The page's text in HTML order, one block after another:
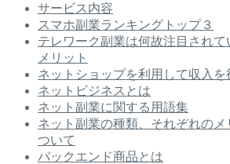
サービス内容
スマホ副業ランキングトップ３
テレワーク副業は何故注目され
メリット
ネットショップを利用して収入
ネットビジネスとは
ネット副業に関する用語集
ネット副業の種類、それぞれの
ついて
バックエンド商品とは